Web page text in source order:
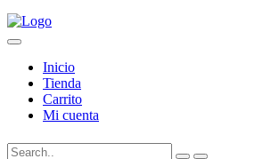
Inicio
Tienda
Carrito
Mi cuenta